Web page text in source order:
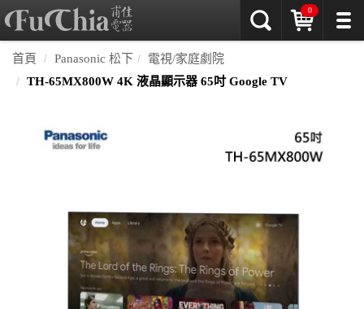
0
首頁 Panasonic 松下
電視/家庭劇院
TH-65MX800W 4K 液晶顯示器 65吋 Google TV